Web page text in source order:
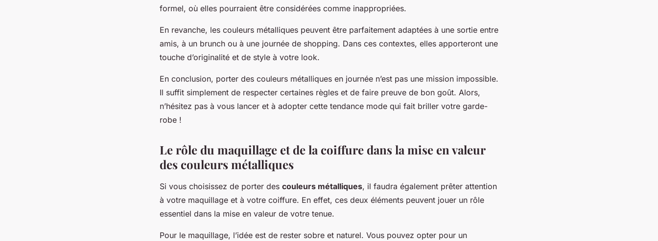
formel, où elles pourraient être considérées comme inappropriées.
En revanche, les couleurs métalliques peuvent être parfaitement adaptées à une sortie entre
amis, à un brunch ou à une journée de shopping. Dans ces contextes, elles apporteront une
touche d’originalité et de style à votre look.
En conclusion, porter des couleurs métalliques en journée n’est pas une mission impossible.
Il suffit simplement de respecter certaines règles et de faire preuve de bon goût. Alors,
n’hésitez pas à vous lancer et à adopter cette tendance mode qui fait briller votre garde-
robe !
Le rôle du maquillage et de la coiffure dans la mise en valeur
des couleurs métalliques
Si vous choisissez de porter des couleurs métalliques, il faudra également prêter attention
à votre maquillage et à votre coiffure. En effet, ces deux éléments peuvent jouer un rôle
essentiel dans la mise en valeur de votre tenue.
Pour le maquillage, l’idée est de rester sobre et naturel. Vous pouvez opter pour un